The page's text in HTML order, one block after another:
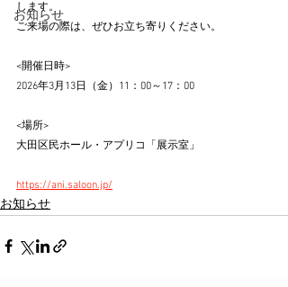
お知らせ
します。
ご来場の際は、ぜひお立ち寄りください。
<開催日時>
2026年3月13日（金）11：00～17：00
<場所>
大田区民ホール・アプリコ「展示室」
https://ani.saloon.jp/
お知らせ